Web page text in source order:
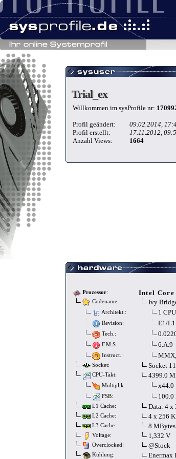
Trial_ex
Trial_ex
Willkommen im sysProfile nr:
Profil geändert:
09.02.2014,
Profil erstellt:
17.11.2012,
Anzahl Views:
1664
Prozessor: Intel Core
Codename: Ivy
Architekt.: 1
Revision: E1/L1
Tech.:
F.M.S.: 6.A.9
Instruct.: MMX,
Socket: Socket
CPU-Takt: 4399.0
Multiplik.: x44.0
FSB: 100.0
L1 Cache: Data: 4 x
L2 Cache: 4 x 256
L3 Cache: 8
Voltage: 1,332 V
Overclocked: @Stock
Kühlung: Enermax